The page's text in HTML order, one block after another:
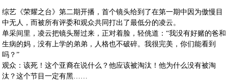
综艺《荣耀之台》第二期开播，首个镜头给到了在第一期中因为傲慢目
中无人，而被所有评委和观众共同打出了最低分的凌云。
单采间里，凌云把镜头掰过来，正对着脸，轻佻道：“我没有好赌的爸和
生病的妈，没有上学的弟弟，人格也不破碎。我很完美，你们能看到
吗？”
观众：该死！这个亚裔在说什么？他应该被淘汰！他为什么没有被淘
汰？这个节目一定有黑……